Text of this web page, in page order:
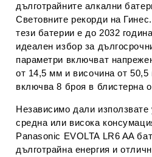
дълготрайните алкални
Световните рекорди на
тези батерии е до 2032
идеален избор за
параметри включват
от 14,5 мм и височина от
включва 8 броя в блистерна
Независимо дали използвате
средна или висока
Panasonic EVOLTA LR6 AA
дълготрайна енергия и